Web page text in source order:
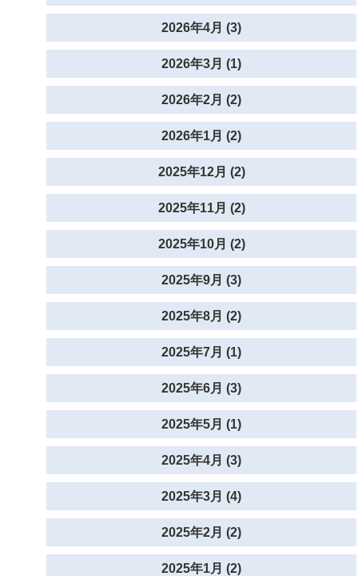
2026年4月 (3)
2026年3月 (1)
2026年2月 (2)
2026年1月 (2)
2025年12月 (2)
2025年11月 (2)
2025年10月 (2)
2025年9月 (3)
2025年8月 (2)
2025年7月 (1)
2025年6月 (3)
2025年5月 (1)
2025年4月 (3)
2025年3月 (4)
2025年2月 (2)
2025年1月 (2)